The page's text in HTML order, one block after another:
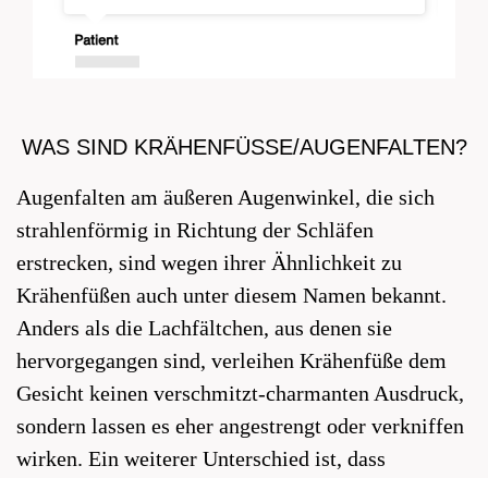
WAS SIND KRÄHENFÜSSE/AUGENFALTEN?
Augenfalten am äußeren Augenwinkel, die sich
strahlenförmig in Richtung der Schläfen
erstrecken, sind wegen ihrer Ähnlichkeit zu
Krähenfüßen auch unter diesem Namen bekannt.
Anders als die Lachfältchen, aus denen sie
hervorgegangen sind, verleihen Krähenfüße dem
Gesicht keinen verschmitzt-charmanten Ausdruck,
sondern lassen es eher angestrengt oder verkniffen
wirken. Ein weiterer Unterschied ist, dass